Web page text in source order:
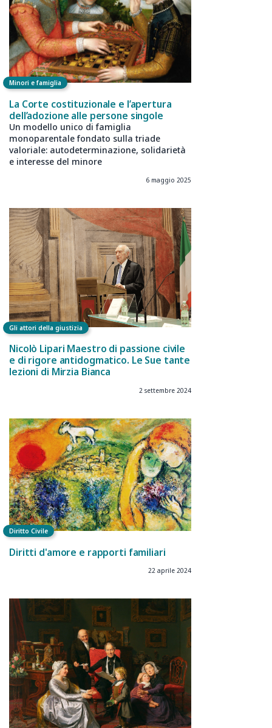
Minori e famiglia
La Corte costituzionale e l’apertura
dell’adozione alle persone singole
Un modello unico di famiglia
monoparentale fondato sulla triade
valoriale: autodeterminazione, solidarietà
e interesse del minore
6 maggio 2025
Gli attori della giustizia
Nicolò Lipari Maestro di passione civile
e di rigore antidogmatico. Le Sue tante
lezioni di Mirzia Bianca
2 settembre 2024
Diritto Civile
Diritti d'amore e rapporti familiari
22 aprile 2024